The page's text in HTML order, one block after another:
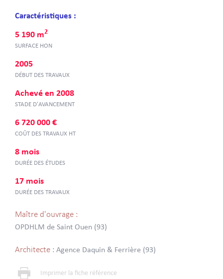
Caractéristiques :
5 190 m2
SURFACE HON
2005
DÉBUT DES TRAVAUX
Achevé en 2008
STADE D'AVANCEMENT
6 720 000 €
COÛT DES TRAVAUX HT
8 mois
DURÉE DES ÉTUDES
17 mois
DURÉE DES TRAVAUX
Maître d'ouvrage :
OPDHLM de Saint Ouen (93)
Architecte : Agence Daquin & Ferrière (93)
Imprimer la fiche référence